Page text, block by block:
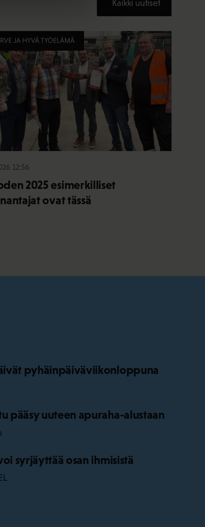
Kaikki uutiset
JA HYVÄ TYÖELÄMÄ
12:56
2025 esimerkilliset
ovat tässä
pyhäinpäiväviikonloppuna
pääsy uuteen apuraha-alustaan
syrjäyttää osan ihmisistä